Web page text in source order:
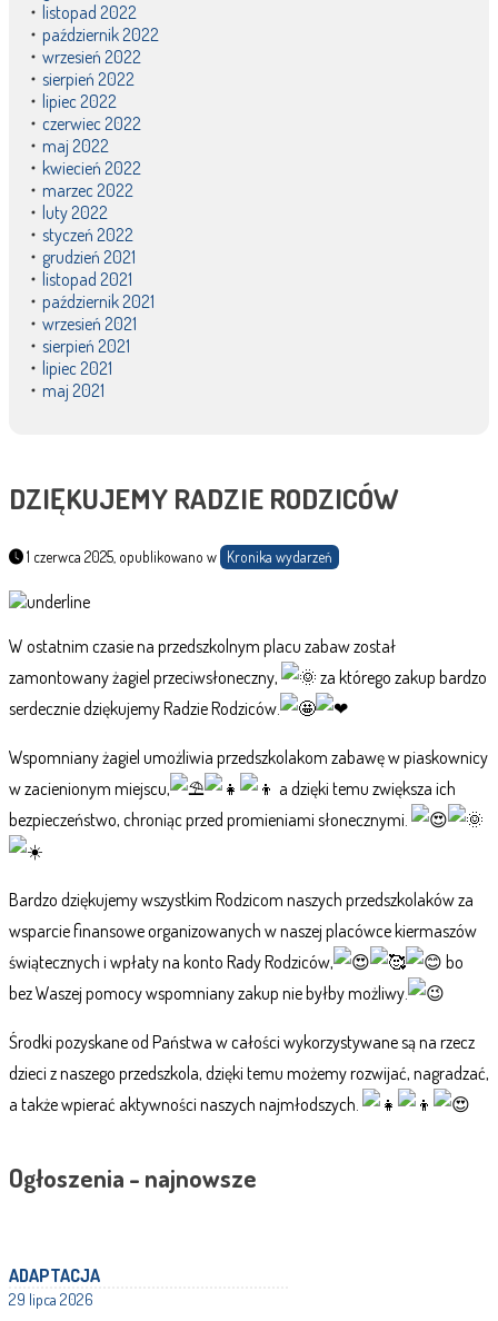
listopad 2022
październik 2022
wrzesień 2022
sierpień 2022
lipiec 2022
czerwiec 2022
maj 2022
kwiecień 2022
marzec 2022
luty 2022
styczeń 2022
grudzień 2021
listopad 2021
październik 2021
wrzesień 2021
sierpień 2021
lipiec 2021
maj 2021
DZIĘKUJEMY RADZIE RODZICÓW
1 czerwca 2025, opublikowano w Kronika wydarzeń
W ostatnim czasie na przedszkolnym placu zabaw został
zamontowany żagiel przeciwsłoneczny,
za którego zakup bardzo
serdecznie dziękujemy Radzie Rodziców.
Wspomnianyżagiel umożliwia przedszkolakom zabawę w piaskownicy
w zacienionym miejscu,
a dzięki temu zwiększa ich
bezpieczeństwo, chroniąc przed promieniami słonecznymi.
Bardzo dziękujemy wszystkim Rodzicom naszych przedszkolaków za
wsparcie finansowe organizowanych w naszej placówce kiermaszów
świątecznych i wpłaty na konto Rady Rodziców,
bo
bez Waszej pomocy wspomniany zakup nie byłby możliwy.
Środki pozyskane od Państwa w całości wykorzystywane są na rzecz
dzieci z naszego przedszkola, dzięki temu możemy rozwijać, nagradzać,
a także wpierać aktywności naszych najmłodszych.
Ogłoszenia - najnowsze
ADAPTACJA
29 lipca 2026